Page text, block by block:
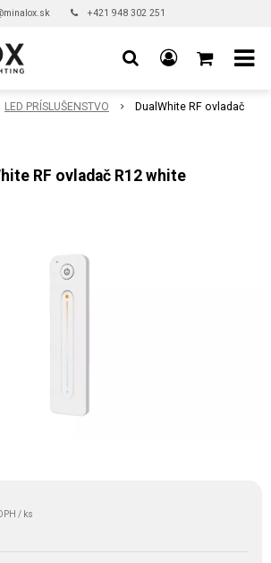
+421 948 302 251
LED PRÍSLUŠENSTVO
DualWhite RF ovladač
RF ovladač R12 white
/ ks